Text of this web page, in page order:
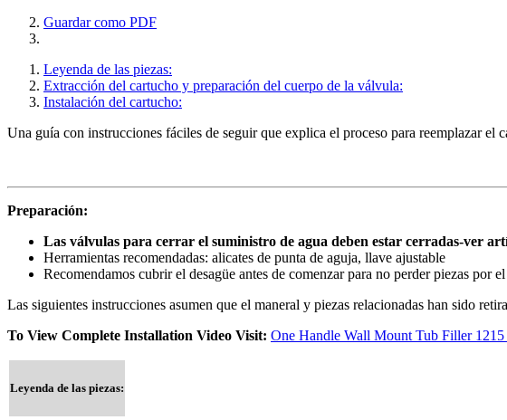
Guardar como PDF
Leyenda de las piezas:
Extracción del cartucho y preparación del cuerpo de la válvula:
Instalación del cartucho:
Una guía con instrucciones fáciles de seguir que explica el proceso para reemplazar
Preparación:
Las válvulas para cerrar el suministro de agua deben estar cerradas-ver
Herramientas recomendadas: alicates de punta de aguja, llave ajustable
Recomendamos cubrir el desagüe antes de comenzar para no perder piezas por el
Las siguientes instrucciones asumen que el maneral y piezas relacionadas han sido
To View Complete Installation Video Visit: One Handle Wall Mount Tub Filler1215
Leyenda de las piezas: